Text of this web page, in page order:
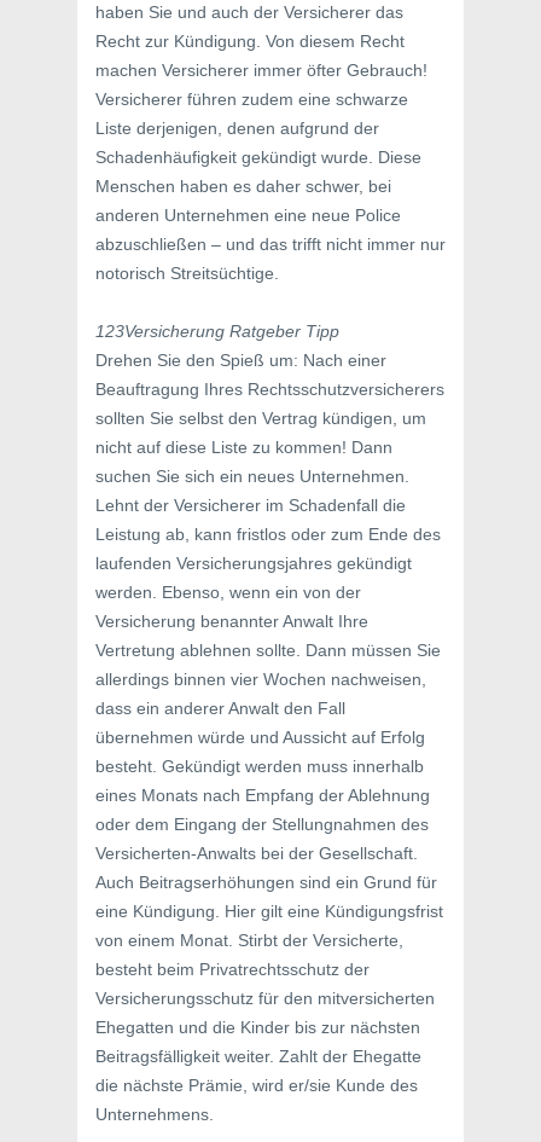
haben Sie und auch der Versicherer das
Recht zur Kündigung. Von diesem Recht
machen Versicherer immer öfter Gebrauch!
Versicherer führen zudem eine schwarze
Liste derjenigen, denen aufgrund der
Schadenhäufigkeit gekündigt wurde. Diese
Menschen haben es daher schwer, bei
anderen Unternehmen eine neue Police
abzuschließen – und das trifft nicht immer nur
notorisch Streitsüchtige.
123Versicherung Ratgeber Tipp
Drehen Sie den Spieß um: Nach einer
Beauftragung Ihres Rechtsschutzversicherers
sollten Sie selbst den Vertrag kündigen, um
nicht auf diese Liste zu kommen! Dann
suchen Sie sich ein neues Unternehmen.
Lehnt der Versicherer im Schadenfall die
Leistung ab, kann fristlos oder zum Ende des
laufenden Versicherungsjahres gekündigt
werden. Ebenso, wenn ein von der
Versicherung benannter Anwalt Ihre
Vertretung ablehnen sollte. Dann müssen Sie
allerdings binnen vier Wochen nachweisen,
dass ein anderer Anwalt den Fall
übernehmen würde und Aussicht auf Erfolg
besteht. Gekündigt werden muss innerhalb
eines Monats nach Empfang der Ablehnung
oder dem Eingang der Stellungnahmen des
Versicherten-Anwalts bei der Gesellschaft.
Auch Beitragserhöhungen sind ein Grund für
eine Kündigung. Hier gilt eine Kündigungsfrist
von einem Monat. Stirbt der Versicherte,
besteht beim Privatrechtsschutz der
Versicherungsschutz für den mitversicherten
Ehegatten und die Kinder bis zur nächsten
Beitragsfälligkeit weiter. Zahlt der Ehegatte
die nächste Prämie, wird er/sie Kunde des
Unternehmens.